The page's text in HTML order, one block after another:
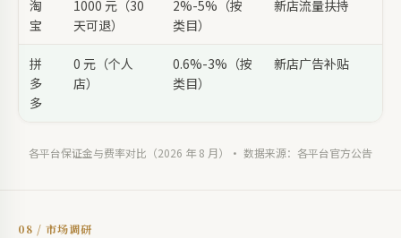
淘
宝
1000 元（30
天可退）
2%-5%（按
类目）
新店流量扶持
拼
多
多
0 元（个人
店）
0.6%-3%（按
类目）
新店广告补贴
各平台保证金与费率对比（2026 年 8 月）· 数据来源：各平台官方公告
08 / 市场调研